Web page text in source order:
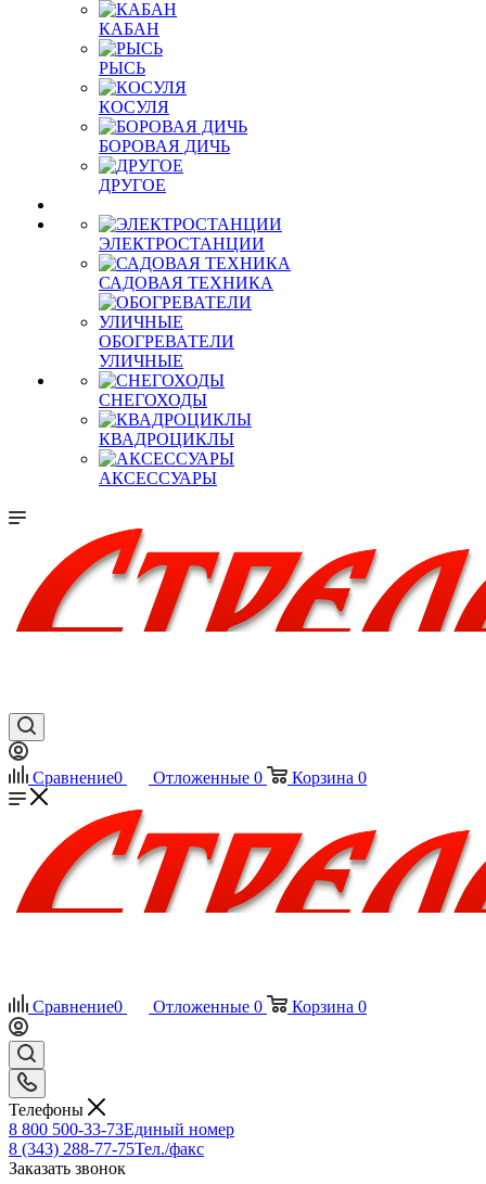
КАБАН
РЫСЬ
КОСУЛЯ
БОРОВАЯ ДИЧЬ
ДРУГОЕ
ЭЛЕКТРОСТАНЦИИ
САДОВАЯ ТЕХНИКА
ОБОГРЕВАТЕЛИ
УЛИЧНЫЕ
СНЕГОХОДЫ
КВАДРОЦИКЛЫ
АКСЕССУАРЫ
Сравнение0 Отложенные 0 Корзина 0
Сравнение0 Отложенные 0 Корзина 0
Телефоны
8 800 500-33-73Единый номер
8 (343) 288-77-75Тел./факс
Заказать звонок